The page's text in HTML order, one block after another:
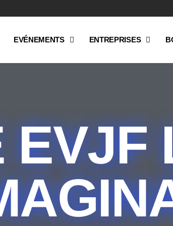
EVÉNEMENTS ENTREPRISES
EVJF